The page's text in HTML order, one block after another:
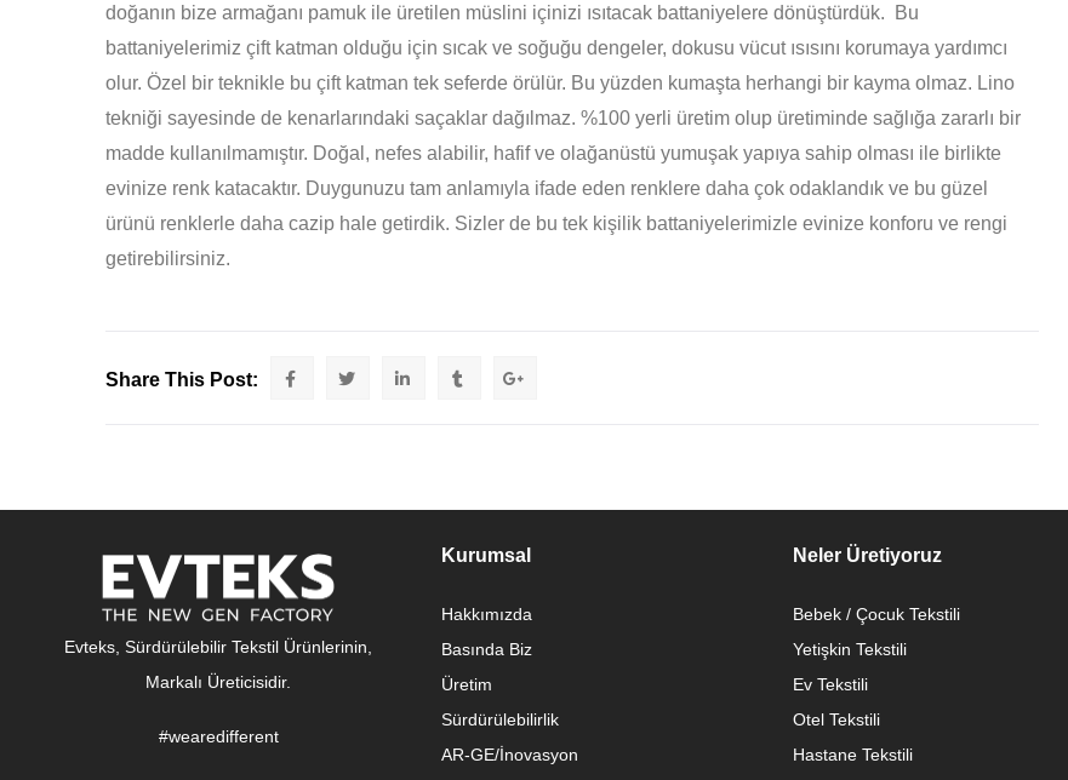
doğanın bize armağanı pamuk ile üretilen müslini içinizi ısıtacak battaniyelere dönüştürdük. Bu
battaniyelerimiz çift katman olduğu için sıcak ve soğuğu dengeler, dokusu vücut ısısını korumaya yardımcı
olur. Özel bir teknikle bu çift katman tek seferde örülür. Bu yüzden kumaşta herhangi bir kayma olmaz. Lino
tekniği sayesinde de kenarlarındaki saçaklar dağılmaz. %100 yerli üretim olup üretiminde sağlığa zararlı bir
madde kullanılmamıştır. Doğal, nefes alabilir, hafif ve olağanüstü yumuşak yapıya sahip olması ile birlikte
evinize renk katacaktır. Duygunuzu tam anlamıyla ifade eden renklere daha çok odaklandık ve bu güzel
ürünü renklerle daha cazip hale getirdik. Sizler de bu tek kişilik battaniyelerimizle evinize konforu ve rengi
getirebilirsiniz.
Share This Post:
Evteks, Sürdürülebilir Tekstil Ürünlerinin,
Markalı Üreticisidir.
#wearedifferent
Kurumsal
Hakkımızda
Basında Biz
Üretim
Sürdürülebilirlik
AR-GE/İnovasyon
Neler Üretiyoruz
Bebek / Çocuk Tekstili
Yetişkin Tekstili
Ev Tekstili
Otel Tekstili
Hastane Tekstili